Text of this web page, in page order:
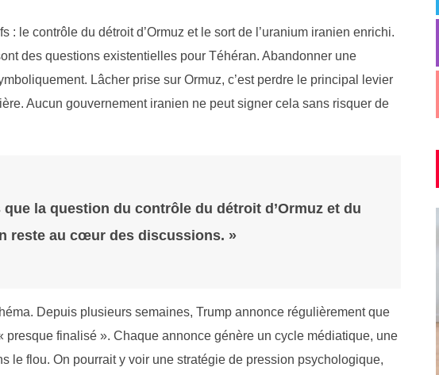
le contrôle du détroit d’Ormuz et le sort de l’uranium iranien enrichi.
des questions existentielles pour Téhéran. Abandonner une
Lâcher prise sur Ormuz, c’est perdre le principal levier
Aucun gouvernement iranien ne peut signer cela sans risquer de
que la question du contrôle du détroit d’Ormuz et du
reste au cœur des discussions. »
Depuis plusieurs semaines, Trump annonce régulièrement que
presque finalisé ». Chaque annonce génère un cycle médiatique, une
le flou. On pourrait y voir une stratégie de pression psychologique,